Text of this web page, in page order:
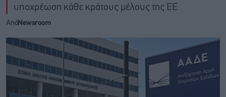
υποχρέωση κάθε κράτους μέλους της ΕΕ
ΑπόNewsroom